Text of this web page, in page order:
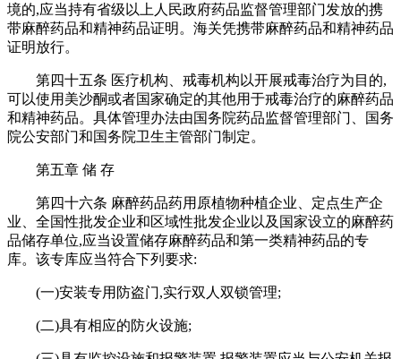
境的,应当持有省级以上人民政府药品监督管理部门发放的携
带麻醉药品和精神药品证明。海关凭携带麻醉药品和精神药品
证明放行。
第四十五条 医疗机构、戒毒机构以开展戒毒治疗为目的,
可以使用美沙酮或者国家确定的其他用于戒毒治疗的麻醉药品
和精神药品。具体管理办法由国务院药品监督管理部门、国务
院公安部门和国务院卫生主管部门制定。
第五章 储 存
第四十六条 麻醉药品药用原植物种植企业、定点生产企
业、全国性批发企业和区域性批发企业以及国家设立的麻醉药
品储存单位,应当设置储存麻醉药品和第一类精神药品的专
库。该专库应当符合下列要求:
(一)安装专用防盗门,实行双人双锁管理;
(二)具有相应的防火设施;